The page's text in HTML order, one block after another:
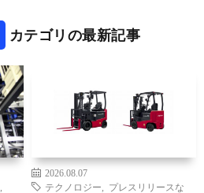
カテゴリの最新記事
2026.08.07
テクノロジー
プレスリリースな